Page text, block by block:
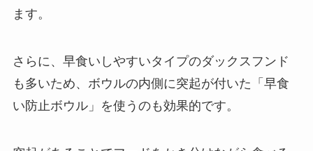
ます。
さらに、早食いしやすいタイプのダックスフンド
も多いため、ボウルの内側に突起が付いた「早食
い防止ボウル」を使うのも効果的です。